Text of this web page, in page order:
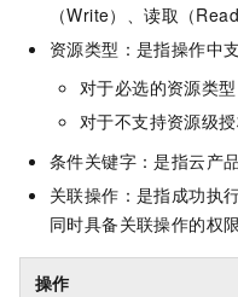
（Write）、读取（
资源类型：是指操作中
对于必选的资源类
对于不支持资源级
条件关键字：是指云产
关联操作：是指成功执
同时具备关联操作的权
操作